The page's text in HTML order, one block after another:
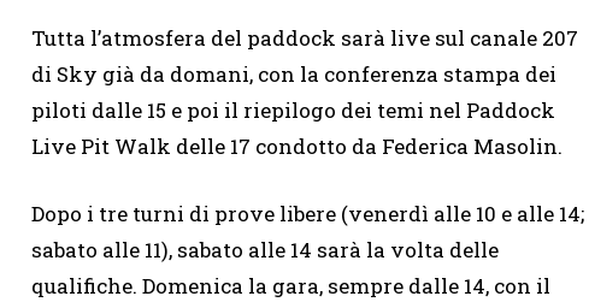
Tutta l’atmosfera del paddock sarà live sul canale 207
di Sky già da domani, con la conferenza stampa dei
piloti dalle 15 e poi il riepilogo dei temi nel Paddock
Live Pit Walk delle 17 condotto da Federica Masolin.
Dopo i tre turni di prove libere (venerdì alle 10 e alle 14;
sabato alle 11), sabato alle 14 sarà la volta delle
qualifiche. Domenica la gara, sempre dalle 14, con il